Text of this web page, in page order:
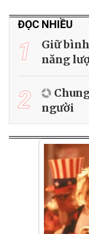
ĐỌC NHIỀU
1
Giữ
năng
2
người